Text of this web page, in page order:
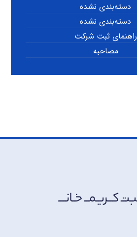
دسته‌بندی نشده
دسته‌بندی نشده
راهنمای ثبت شرکت
مصاحبه